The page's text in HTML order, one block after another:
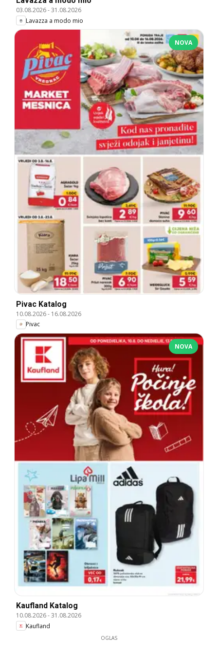
03.08.2026-31.08.2026
Lavazza a modo mio
NOVA
Pivac Katalog
10.08.2026- 16.08.2026
Pivac
NOVA
Kaufland Katalog
10.08.2026-31.08.2026
Kaufland
OGLAS